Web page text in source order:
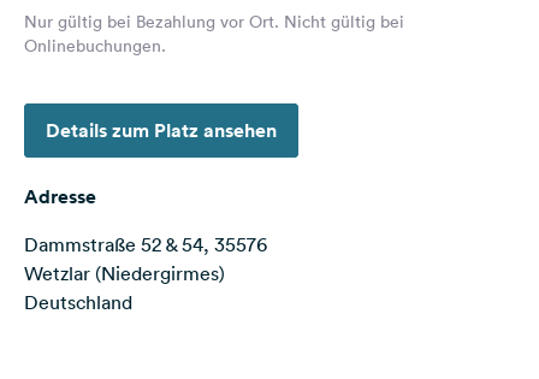
Folge
uns
Media
Facebook
Instagram
Nur gültig bei Bezahlung vor Ort. Nicht gültig bei
Onlinebuchungen.
Details zum Platz ansehen
Adresse
Dammstraße 52 & 54, 35576
Wetzlar (Niedergirmes)
Deutschland